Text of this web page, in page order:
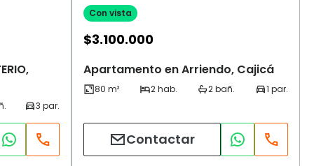
Con vista
$3.100.000
Apartamento en Arriendo, Cajicá
Contactar